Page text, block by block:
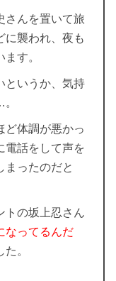
さんを置いて旅
に襲われ、夜も
す。
というか、気持
ど体調が悪かっ
電話をして声を
まったのだと
トの坂上忍さん
なってるんだ
。